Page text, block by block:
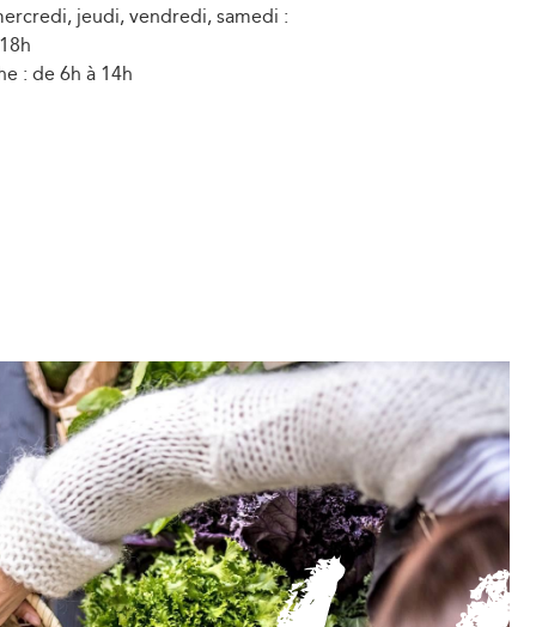
jeudi, vendredi, samedi :
: de 6h à 14h